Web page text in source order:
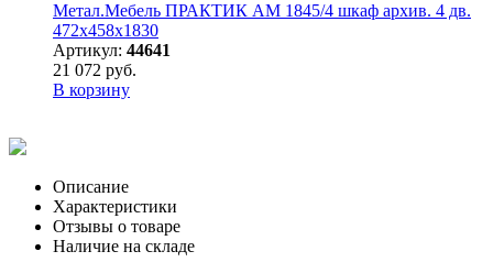
Метал.Мебель ПРАКТИК АМ 1845/4 шкаф архив. 4 дв.
472х458х1830
Артикул: 44641
21 072 руб.
В корзину
Описание
Характеристики
Отзывы о товаре
Наличие на складе